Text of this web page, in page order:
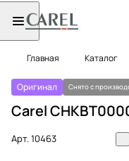
Главная Каталог
Оригинал Снято с
Carel
Арт.10463